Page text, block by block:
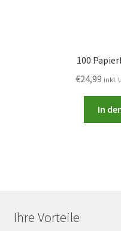
100
€24,99 inkl.
In
Ihre Vorteile